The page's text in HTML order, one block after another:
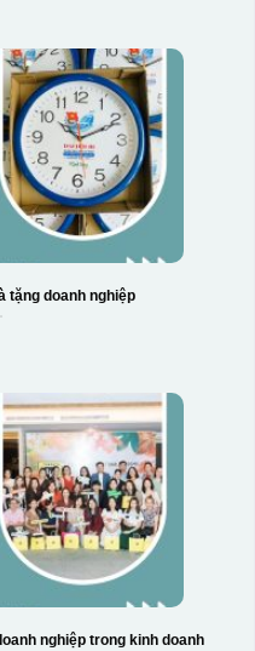
tặng doanh nghiệp
nghiệp trong kinh doanh